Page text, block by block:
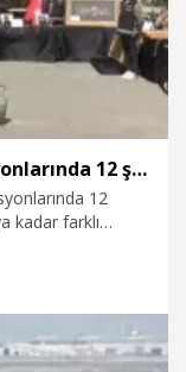
İstanbul'daki tarihi eser operasyonlarında 12 şüpheli yakalandı; 374 eser ve obje ele geçirildi
12
kadar farklı